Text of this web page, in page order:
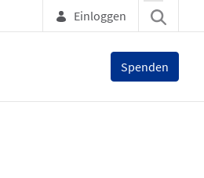
Einloggen
Spenden